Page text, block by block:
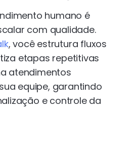
humano é
com qualidade.
, você estrutura fluxos
etapas repetitivas
atendimentos
equipe, garantindo
e controle da